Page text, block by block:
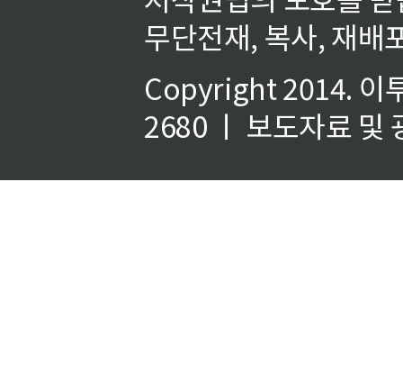
무단전재, 복사, 재배
Copyright 2014. 이
2680 ㅣ 보도자료